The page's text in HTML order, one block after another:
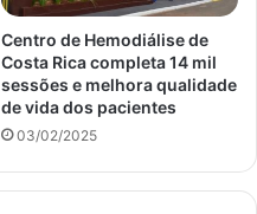
Centro de Hemodiálise de
Costa Rica completa 14 mil
sessões e melhora qualidade
de vida dos pacientes
03/02/2025